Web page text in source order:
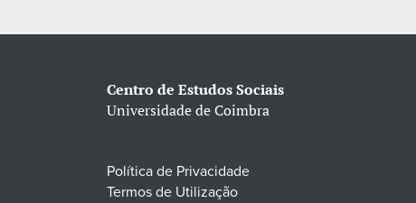
Centro de Estudos Sociais
Universidade de Coimbra
Política de Privacidade
Termos de Utilização